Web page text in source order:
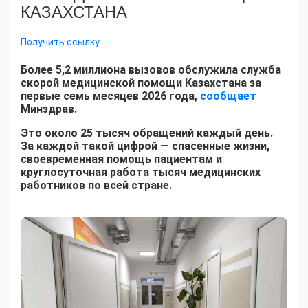
КАЗАХСТАНА
Получить ссылку
Более 5,2 миллиона вызовов обслужила служба
скорой медицинской помощи Казахстана за
первые семь месяцев 2026 года, сообщает
Минздрав.
Это около 25 тысяч обращений каждый день.
За каждой такой цифрой — спасенные жизни,
своевременная помощь пациентам и
круглосуточная работа тысяч медицинских
работников по всей стране.